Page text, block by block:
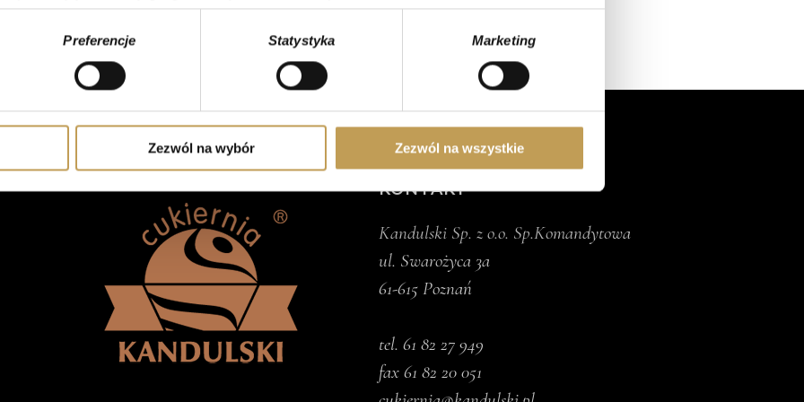
aktywnie analizując charakteryzującego je zbiory danych (fingerprinting, czyli
tego, jak Twoje osobiste dane są przetwarzane oraz ustaw własne preferencje wsekcji
cookie możesz zmienić lub wycofać swoją zgodę w dowolnej chwili.
spersonalizowania treści i reklam, aby oferować funkcje społecznościowe i analizować
o tym, jak korzystasz z naszej witryny, udostępniamy partnerom społecznościowym,
mogą połączyć te informacje z innymi danymi otrzymanymi od Ciebie lub
z ich usług.
Preferencje Statystyka Marketing
Zezwól na wybór Zezwól na wszystkie
KONTAKT
Kandulski Sp. z o.o. Sp.Komandytowa
ul. Swarożyca 3a
61-615 Poznań
tel. 61 82 27 949
fax 61 82 20 051